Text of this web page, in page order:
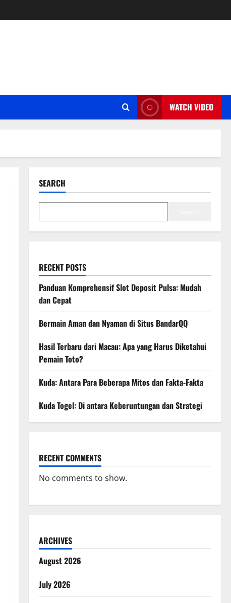
WATCH VIDEO
SEARCH
RECENT POSTS
Panduan Komprehensif Slot Deposit Pulsa: Mudah
dan Cepat
Bermain Aman dan Nyaman di Situs BandarQQ
Hasil Terbaru dari Macau: Apa yang Harus Diketahui
Pemain Toto?
Kuda: Antara Para Beberapa Mitos dan Fakta-Fakta
Kuda Togel: Di antara Keberuntungan dan Strategi
RECENT COMMENTS
No comments to show.
ARCHIVES
August 2026
July 2026